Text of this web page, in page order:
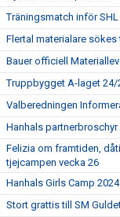
Träningsmatch inför SHL
Flertal materialare
Bauer officiell
Truppbygget A-laget 24/
Valberedningen
Hanhals partnerbroschyr
Felizia om framtiden,
tjejcampen vecka 26
Hanhals Girls Camp 2024
Stort grattis till SM